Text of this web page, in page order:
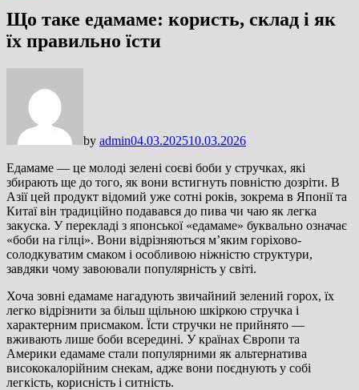
Що таке едамаме: користь, склад і як
їх правильно їсти
by admin04.03.202510.03.2026
Едамаме — це молоді зелені соєві боби у стручках, які
збирають ще до того, як вони встигнуть повністю дозріти. В
Азії цей продукт відомий уже сотні років, зокрема в Японії та
Китаї він традиційно подавався до пива чи чаю як легка
закуска. У перекладі з японської «едамаме» буквально означає
«боби на гілці». Вони відрізняються м’яким горіхово-
солодкуватим смаком і особливою ніжністю структури,
завдяки чому завоювали популярність у світі.
Хоча зовні едамаме нагадують звичайний зелений горох, їх
легко відрізнити за більш щільною шкіркою стручка і
характерним присмаком. Їсти стручки не прийнято —
вживають лише боби всередині. У країнах Європи та
Америки едамаме стали популярними як альтернатива
висококалорійним снекам, адже вони поєднують у собі
легкість, корисність і ситність.